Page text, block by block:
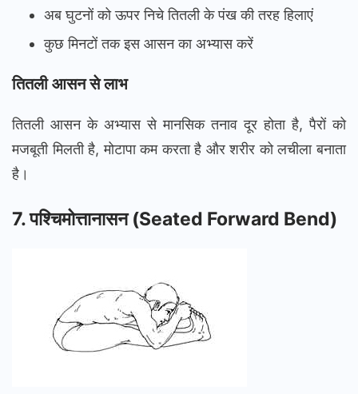
अब घुटनों को ऊपर निचे तितली के पंख की तरह हिलाएं
कुछ मिनटों तक इस आसन का अभ्यास करें
तितली आसन से लाभ
तितली आसन के अभ्यास से मानसिक तनाव दूर होता है, पैरों को
मजबूती मिलती है, मोटापा कम करता है और शरीर को लचीला बनाता
है।
7.पश्चिमोत्तानासन(Seated Forward Bend)